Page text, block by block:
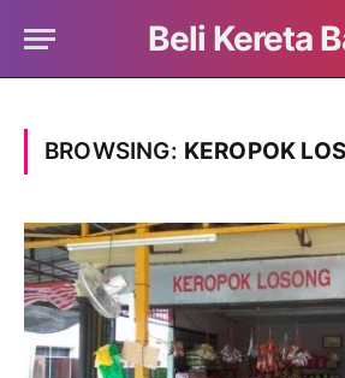
Beli Kereta
BROWSING: KEROPOK